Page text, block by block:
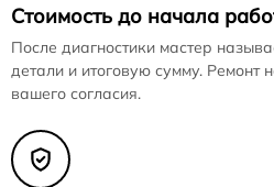
Стоимость до начала
После диагностики мастер
детали и итоговую сумму. Ремонт
вашего согласия.